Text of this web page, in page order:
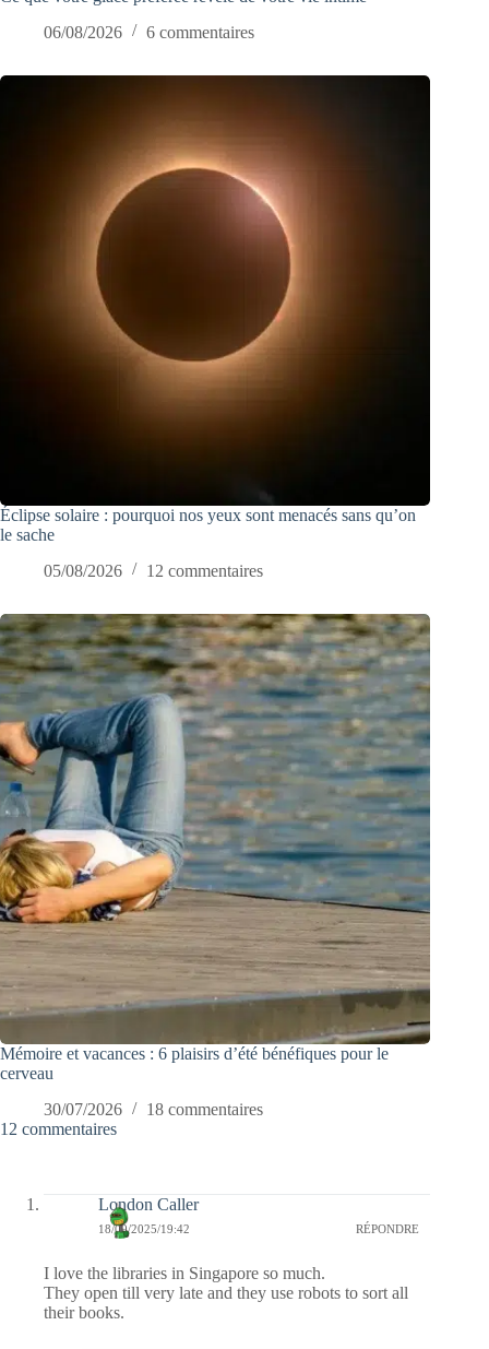
06/08/2026
6 commentaires
Éclipse solaire : pourquoi nos yeux sont menacés sans qu’on
le sache
05/08/2026
12 commentaires
Mémoire et vacances : 6 plaisirs d’été bénéfiques pour le
cerveau
30/07/2026
18 commentaires
12 commentaires
London Caller
18/09/2025/19:42 RÉPONDRE
I love the libraries in Singapore so much.
They open till very late and they use robots to sort all
their books.